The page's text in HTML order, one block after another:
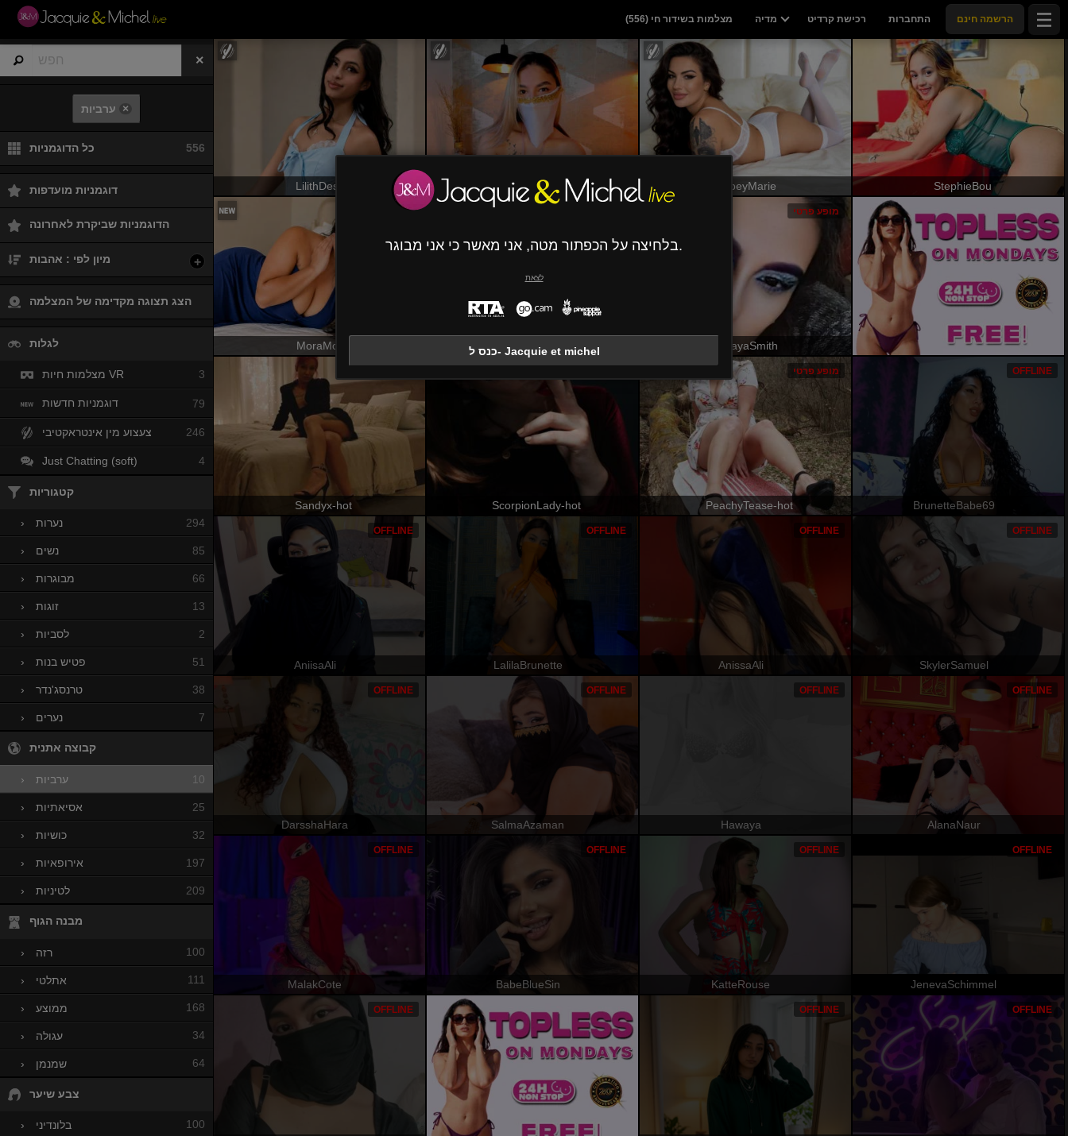
מצלמות בשידור חי (556
) מדיה רכישת קרדיט התחברות הרשמה חינם
×
כל הדוגמניות 556
דוגמניות מועדפות
הדוגמניות שביקרת לאחרונה
מיון לפי : אהבות +
הצג תצוגה מקדימה של המצלמה
לגלות
מצלמות חיות VR 3
דוגמניות חדשות 79
צעצוע מין אינטראקטיבי 246
Just Chatting (soft) 4
קטגוריות
› נערות 294
› נשים 85
› מבוגרות 66
› זוגות 13
› לסביות 2
› פטיש בנות 51
› טרנסג'נדר 38
› נערים 7
קבוצה אתנית
› ערביות 10
› אסיאתיות 25
› כושיות 32
› אירופאיות 197
› לטיניות 209
מבנה הגוף
› רזה 100
› אתלטי 111
› ממוצע 168
› עגולה 34
› שמנמן 64
צבע שיער
› בלונדיני 100
LilithDesire AlanaCuttie ZoeyMarie StephieBou
MoraMoon AliceKayleigh MayaSmith
מופע פרטי
Sandyx-hot ScorpionLady-hot PeachyTease-hot
מופע פרטי
BrunetteBabe69
OFFLINE
AniisaAli
OFFLINE
LalilaBrunette
OFFLINE
AnissaAli
OFFLINE
SkylerSamuel
OFFLINE
DarsshaHara
OFFLINE
SalmaAzaman
OFFLINE
Hawaya
OFFLINE
AlanaNaur
OFFLINE
MalakCote
OFFLINE
BabeBlueSin
OFFLINE
KatteRouse
OFFLINE
JenevaSchimmel
OFFLINE
OFFLINE OFFLINE OFFLINE
בלחיצה על הכפתור מטה, אני מאשר כי אני מבוגר.
לצאת
כנס ל- Jacquie et michel